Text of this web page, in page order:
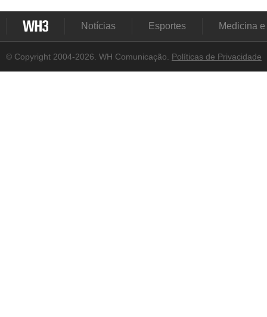
Notícias Esportes Medicina
© Copyright 2004-2026. WH Comunicação. Políticas de Privacidade